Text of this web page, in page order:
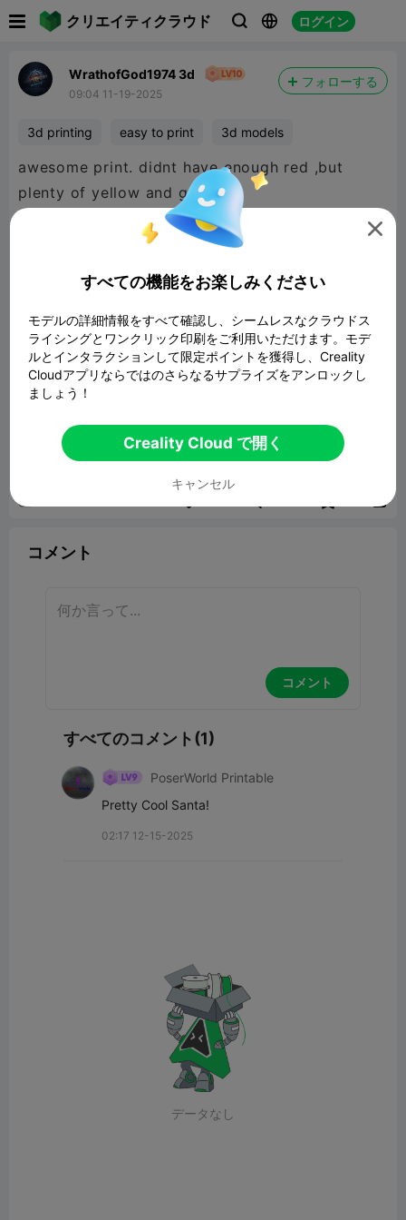
クリエイティクラウド   ログイン
WrathofGod1974 3d
09:04 11-19-2025
フォローする
3d printing easy to print 3d models
awesome print. didnt have enough red ,but
plenty of yellow and green.
34.53MB 関連3Dモデル

コメント
コメント
すべてのコメント(1)
PoserWorld Printable
Pretty Cool Santa!
02:17 12-15-2025
データなし

すべての機能をお楽しみください
モデルの詳細情報をすべて確認し、シームレスなクラウドス
ライシングとワンクリック印刷をご利用いただけます。モデ
ルとインタラクションして限定ポイントを獲得し、Creality
Cloudアプリならではのさらなるサプライズをアンロックし
ましょう！
Creality Cloud で開く
キャンセル